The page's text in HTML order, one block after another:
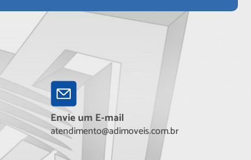
Envie um E-mail
atendimento@adimoveis.com.br